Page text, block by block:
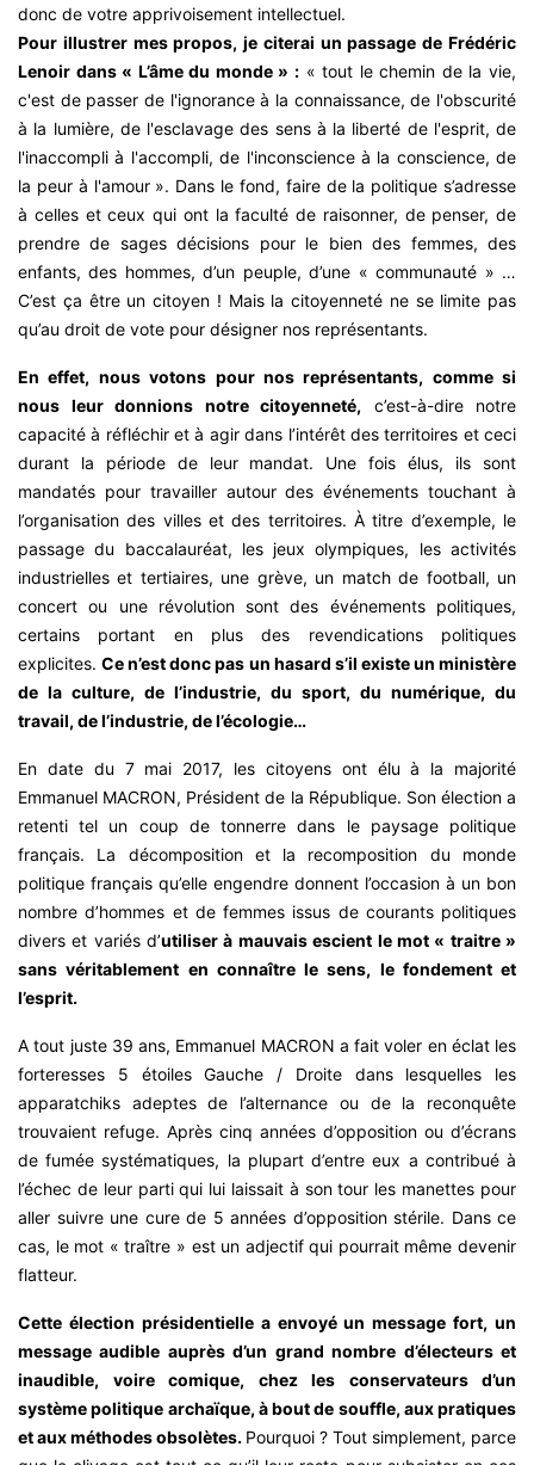
donc de votre apprivoisement intellectuel.
Pour illustrer mes propos, je citerai un passage de Frédéric
Lenoir dans « L’âme du monde » : « tout le chemin de la vie,
c'est de passer de l'ignorance à la connaissance, de l'obscurité
à la lumière, de l'esclavage des sens à la liberté de l'esprit, de
l'inaccompli à l'accompli, de l'inconscience à la conscience, de
la peur à l'amour ». Dans le fond, faire de la politique s’adresse
à celles et ceux qui ont la faculté de raisonner, de penser, de
prendre de sages décisions pour le bien des femmes, des
enfants, des hommes, d’un peuple, d’une « communauté » …
C’est ça être un citoyen ! Mais la citoyenneté ne se limite pas
qu’au droit de vote pour désigner nos représentants.
En effet, nous votons pour nos représentants, comme si
nous leur donnions notre citoyenneté, c’est-à-dire notre
capacité à réfléchir et à agir dans l’intérêt des territoires et ceci
durant la période de leur mandat. Une fois élus, ils sont
mandatés pour travailler autour des événements touchant à
l’organisation des villes et des territoires. À titre d’exemple, le
passage du baccalauréat, les jeux olympiques, les activités
industrielles et tertiaires, une grève, un match de football, un
concert ou une révolution sont des événements politiques,
certains portant en plus des revendications politiques
explicites.Ce n’est donc pas un hasard s’il existe un ministère
de la culture, de l’industrie, du sport, du numérique, du
travail, de l’industrie, de l’écologie…
En date du 7 mai 2017, les citoyens ont élu à la majorité
Emmanuel MACRON, Président de la République. Son élection a
retenti tel un coup de tonnerre dans le paysage politique
français. La décomposition et la recomposition du monde
politique français qu’elle engendre donnent l’occasion à un bon
nombre d’hommes et de femmes issus de courants politiques
divers et variés d’utiliser à mauvais escient le mot « traitre »
sans véritablement en connaître le sens, le fondement et
l’esprit.
A tout juste 39 ans, Emmanuel MACRON a fait voler en éclat les
forteresses 5 étoiles Gauche / Droite dans lesquelles les
apparatchiks adeptes de l’alternance ou de la reconquête
trouvaient refuge. Après cinq années d’opposition ou d’écrans
de fumée systématiques, la plupart d’entre eux a contribué à
l’échec de leur parti qui lui laissait à son tour les manettes pour
aller suivre une cure de 5 années d’opposition stérile. Dans ce
cas, le mot « traître » est un adjectif qui pourrait même devenir
flatteur.
Cette élection présidentielle a envoyé un message fort, un
message audible auprès d’un grand nombre d’électeurs et
inaudible, voire comique, chez les conservateurs d’un
système politique archaïque, à bout de souffle, aux pratiques
et aux méthodes obsolètes. Pourquoi ? Tout simplement, parce